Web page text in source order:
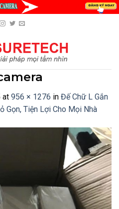
at 956 × 1276 in Đế Chữ L Gắn
Gọn, Tiện Lợi Cho Mọi Nhà